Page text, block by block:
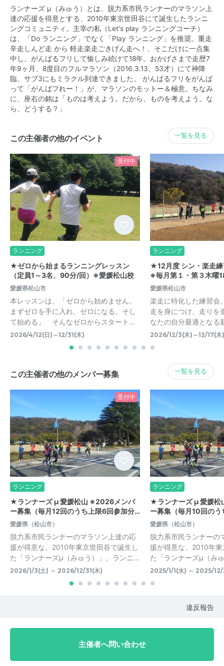
ランナーズ μ（みゅう）とは、脱力系市民ランナーのマラソン上
達の応援を得意とする、2010年東京世田谷にて誕生したランニ
ングコミュニティ。主宰の私（Let's play ランニングコーチ）
は、「Do ランニング」でなく「Play ランニング」を推奨。重走
辛走しんど走 から 軽走楽走ごきげん走へ！、そこだけに一点集
中し、がんばるフリして愉しみ続けて18年。おかげさまで走歴7
年9ヶ月、8度目のフルマラソン（2016.3.13、53才）にて神降
臨、サブ3にもミラクル到達できました。 がんばるフリをがんば
って「がんばフれー！」が、マラソンのモットー＆極意。ちなみ
に、座右の銘は「ものは考えよう。だから、ものを考えよう。な
ら、どうする？」
この主催者の他のイベント 一覧を見る
受付中
ランニング
★ゼロから始まるランニングレッスン
（定員1～3名、90分/回）※愛媛松山校
愛媛県松山市
本レッスンは、「ゼロから始めません。
まずゼロを手に入れ、ゼロになる。そし
て始める」 そんなゼロからスタート…
2026/4/12(日)～12/31(木)
ランニング
★12月度 シン・楽走
※毎月第１・第３木曜
愛媛県松山市
楽走に特化した練習会
走を身につけ、走りを
なたの自分最適となる
2026/12/3(木)～12/17(木)
この主催者の他のメンバー募集 一覧を見る
受付中
ランニング
★ランナーズ μ 愛媛松山 ※2026メンバ
ー募集（毎月12回のうち上限6回参加分…
愛媛県（松山市）
脱力系市民ランナーのマラソン上達の応
援が得意な、2010年東京世田谷で誕生し
た「ランナーズμ（みゅう）」。ランニ…
2026/1/3(土) ～ 2026/12/31(木)
ランニング
★ランナーズ μ 愛媛
ー募集（毎月10回の
愛媛県（松山市）
脱力系市民ランナーの
援が得意な、2010年
た「ランナーズμ（み
2025/1/1(水) ～ 2025/12/
違反報告
主催者へ問い合わせ